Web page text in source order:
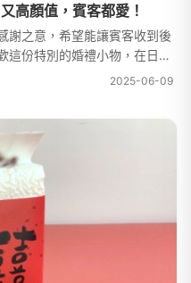
高顏值，賓客都愛！
謝之意，希望能讓賓客收到後
這份特別的婚禮小物，在日後
婚禮的你，是不是正在煩惱著
2025-06-09